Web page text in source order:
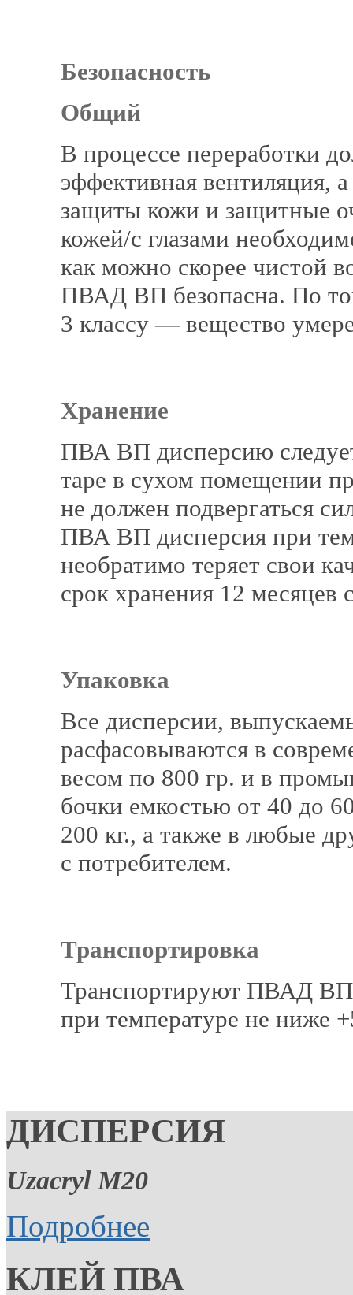
Безопасность
Общий
В процессе переработки
эффективная вентиляция,
защиты кожи и защитные
кожей/с глазами
как можно скорее чистой
ПВАД ВП безопасна. По
3 классу — вещество
Хранение
ПВА ВП дисперсию
таре в сухом помещении
не должен подвергаться
ПВА ВП дисперсия при
необратимо теряет свои
срок хранения 12 месяцев
Упаковка
Все дисперсии,
расфасовываются в
весом по 800 гр. и в
бочки емкостью от 40 до
200 кг., а также в любые
с потребителем.
Транспортировка
Транспортируют ПВАД ВП
при температуре не ниже
ДИСПЕРСИЯ
Uzacryl M20
Подробнее
КЛЕЙ ПВА